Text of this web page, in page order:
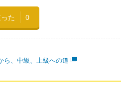
た 0
ら、中級、上級への道